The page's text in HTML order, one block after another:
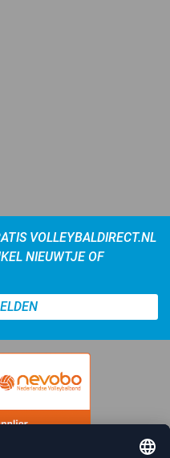
VOLLEYBALDIRECT.NL
NIEUWTJE OF